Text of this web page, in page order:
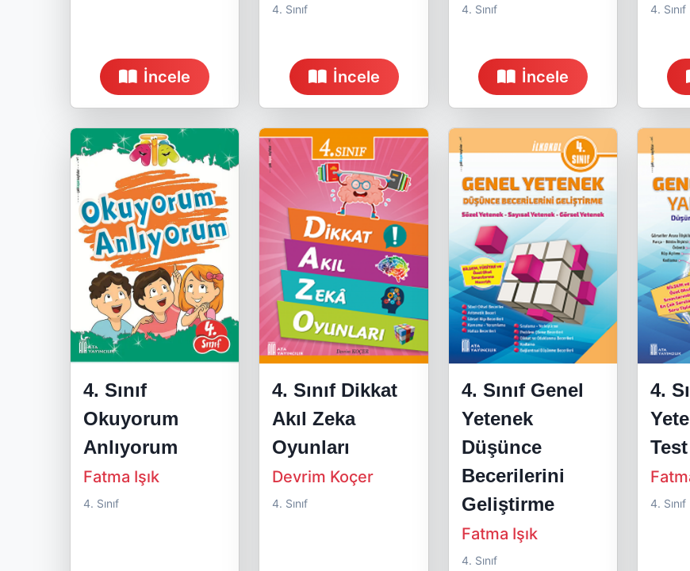
İncele
4. Sınıf
İncele
4. Sınıf
İncele
4. Sınıf
4. Sınıf
Okuyorum
Anlıyorum
Fatma Işık
4. Sınıf
4. Sınıf Dikkat
Akıl Zeka
Oyunları
Devrim Koçer
4. Sınıf
4. Sınıf Genel
Yetenek
Düşünce
Becerilerini
Geliştirme
Fatma Işık
4. Sınıf
4.
Test
4. Sınıf